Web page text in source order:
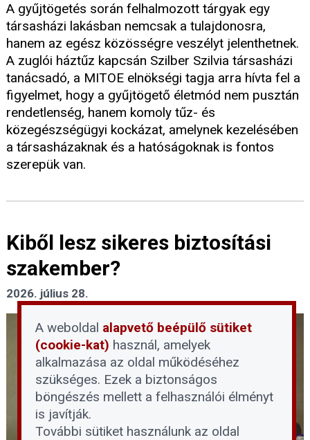
A gyűjtögetés során felhalmozott tárgyak egy
társasházi lakásban nemcsak a tulajdonosra,
hanem az egész közösségre veszélyt jelenthetnek.
A zuglói háztűz kapcsán Szilber Szilvia társasházi
tanácsadó, a MITOE elnökségi tagja arra hívta fel a
figyelmet, hogy a gyűjtögető életmód nem pusztán
rendetlenség, hanem komoly tűz- és
közegészségügyi kockázat, amelynek kezelésében
a társasházaknak és a hatóságoknak is fontos
szerepük van.
Kiből lesz sikeres biztosítási
szakember?
2026. július 28.
A weboldal alapvető beépülő sütiket
(cookie-kat) használ, amelyek
alkalmazása az oldal működéséhez
szükséges. Ezek a biztonságos
böngészés mellett a felhasználói élményt
is javítják.
További sütiket használunk az oldal